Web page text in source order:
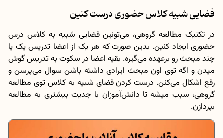
فضایی شبیه کلاس حضوری درست کنین
در تکنیک مطالعه گروهی، می‌تونین فضایی شبیه به کلاس درس
حضوری ایجاد کنین. بدین صورت که هر یک از اعضا تدریس یک یا
چند مبحث رو برعهده می‌گیره. بقیه اعضا در سکوت به تدریس گوش
میدن و اگه توی اون مبحث ایرادی داشته باشن سوال می‌پرسن و
رفع اشکال می‌کنن. درست کردن فضای شبیه به کلاس توی مطالعه
گروهی، سبب میشه تا دانش‌آموزان با جدیت بیشتری به مطالعه
بپردازن.